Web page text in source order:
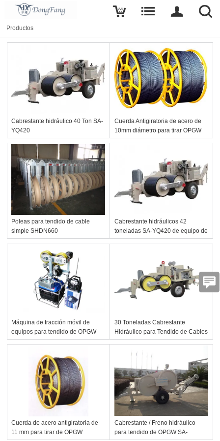
Productos
Cabrestante hidráulico 40 Ton SA-
YQ420
Cuerda Antigiratoria de acero de
10mm diámetro para tirar OPGW
Poleas para tendido de cable
simple SHDN660
Cabrestante hidráulicos 42
toneladas SA-YQ420 de equipo de
tendido para línea de transmisión
Máquina de tracción móvil de
equipos para tendido de OPGW
ZZC350
30 Toneladas Cabrestante
Hidráulico para Tendido de Cables
Cuerda de acero antigiratoria de
11 mm para tirar de OPGW
Cabrestante / Freno hidráulico
para tendido de OPGW SA-